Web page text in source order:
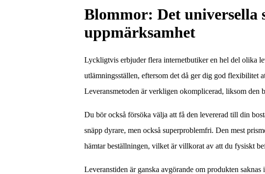
Blommor: Det universella
uppmärksamhet
Lyckligtvis erbjuder flera internetbutiker en hel del olika
utlämningsställen, eftersom det då ger dig god flexibilitet
Leveransmetoden är verkligen okomplicerad, liksom den
Du bör också försöka välja att få den levererad till din
snäpp dyrare, men också superproblemfri. Den mest
hämtar beställningen, vilket är villkorat av att du fysiskt
Leveranstiden är ganska avgörande om produkten